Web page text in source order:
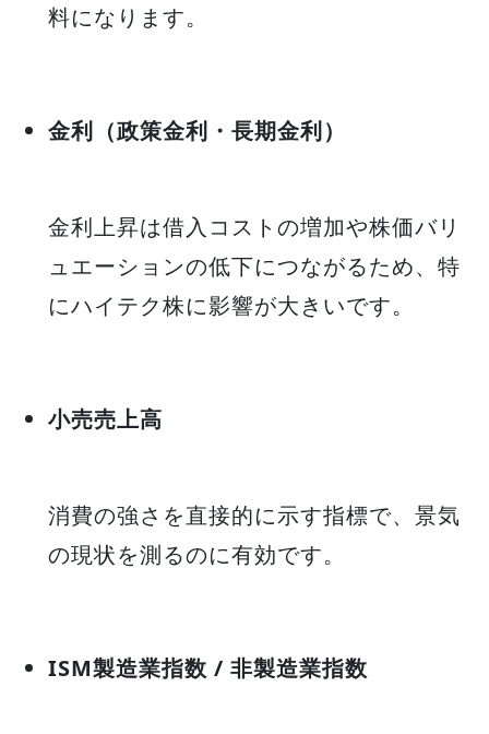
料になります。
金利（政策金利・長期金利）
金利上昇は借入コストの増加や株価バリ
ュエーションの低下につながるため、特
にハイテク株に影響が大きいです。
小売売上高
消費の強さを直接的に示す指標で、景気
の現状を測るのに有効です。
ISM製造業指数 / 非製造業指数